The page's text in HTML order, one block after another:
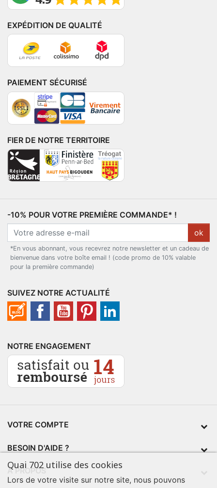
EXPÉDITION DE QUALITÉ
PAIEMENT SÉCURISÉ
FIER DE NOTRE TERRITOIRE
-10% POUR VOTRE PREMIÈRE COMMANDE* !
ok
*En vous abonnant, vous recevrez notre newsletter et un cadeau de
bienvenue dans votre boîte email ! (code promo de 10% valable
pour la première commande)
SUIVEZ NOTRE ACTUALITÉ
NOTRE ENGAGEMENT
VOTRE COMPTE
BESOIN D'AIDE ?
À PROPOS
Quai 702 utilise des cookies
Lors de votre visite sur notre site, nous pouvons